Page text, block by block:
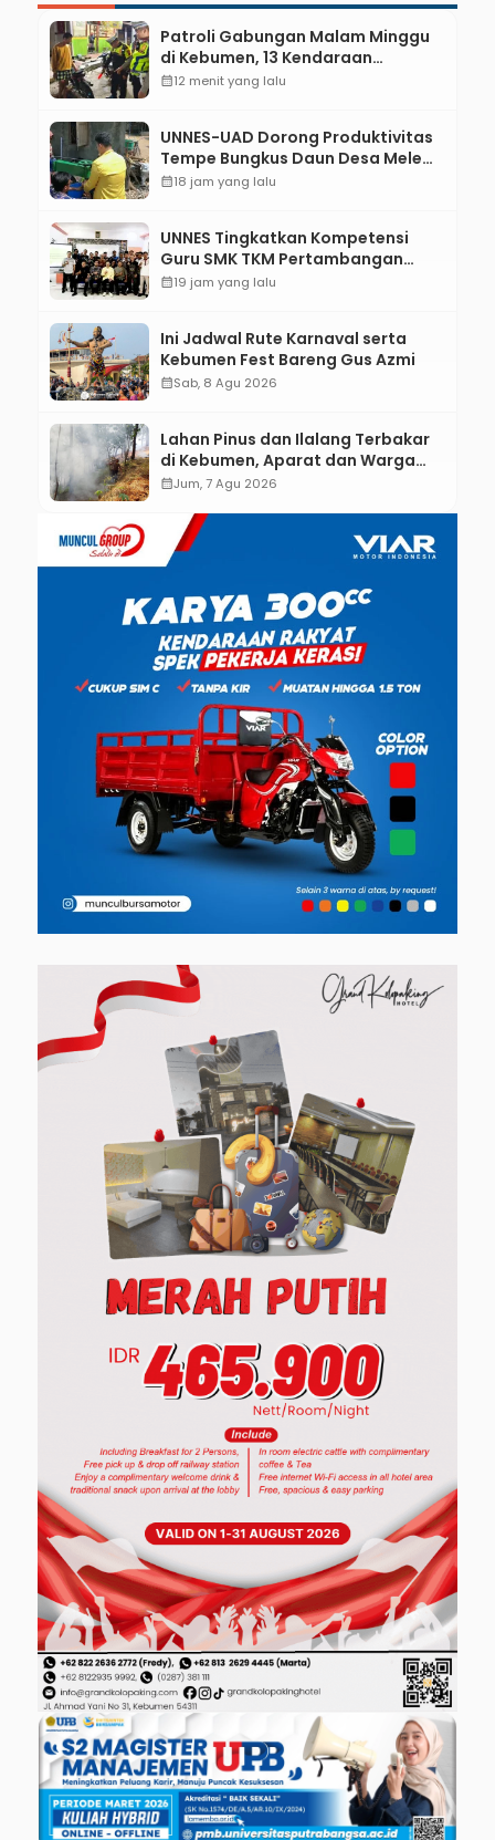
Patroli Gabungan Malam Minggu
di Kebumen, 13 Kendaraan
Terjaring Razia Knalpot Brong
calendar_month12 menit yang lalu
UNNES-UAD Dorong Produktivitas
Tempe Bungkus Daun Desa Meles,
Bantu Mesin dan Pendampingan
calendar_month18 jam yang lalu
UNNES Tingkatkan Kompetensi
Guru SMK TKM Pertambangan
Kebumen melalui Desain Green
calendar_month19 jam yang lalu
Ini Jadwal Rute Karnaval serta
Kebumen Fest Bareng Gus Azmi
calendar_monthSab, 8 Agu 2026
Lahan Pinus dan Ilalang Terbakar
di Kebumen, Aparat dan Warga
Padamkan Api Secara Manual
calendar_monthJum, 7 Agu 2026